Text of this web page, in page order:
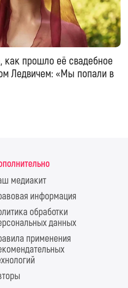
как прошло её свадебное
Ледвичем: «Мы попали в
медиакит
информация
обработки
данных
применения